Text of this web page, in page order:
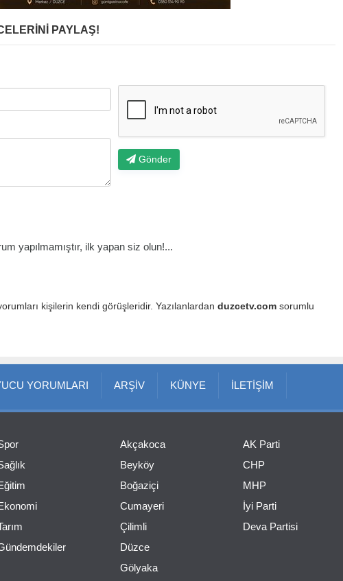
PAYLAŞ!
Gönder
yapılmamıştır, ilk yapan siz olun!...
kişilerin kendi görüşleridir. Yazılanlardan duzcetv.com sorumlu
YORUMLARI ARŞİV KÜNYE İLETİŞİM
Akçakoca
Beyköy
Boğaziçi
Cumayeri
Çilimli
Düzce
Gölyaka
AK Parti
CHP
MHP
İyi Parti
Deva Partisi